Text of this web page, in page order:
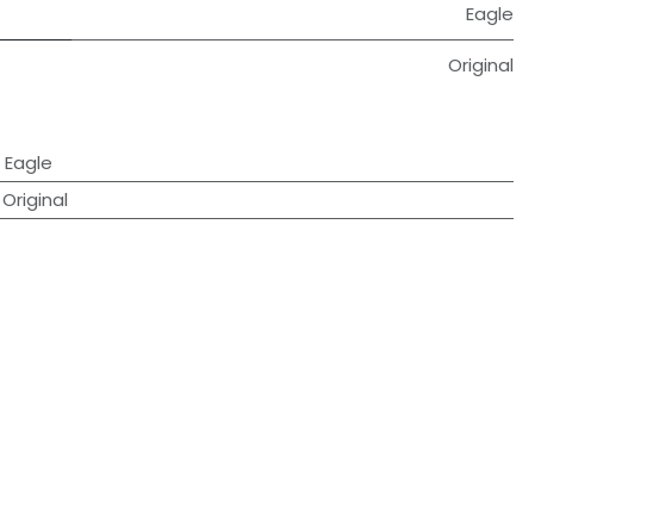
Eagle
Original
Eagle
Original